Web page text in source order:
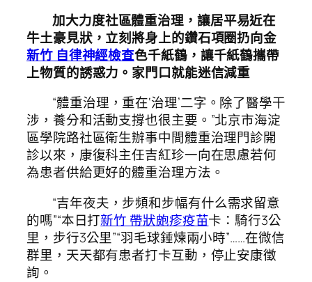
加大力度社區體重治理，讓居平易近在
牛土豪見狀，立刻將身上的鑽石項圈扔向金
新竹 自律神經檢查色千紙鶴，讓千紙鶴攜帶
上物質的誘惑力。家門口就能迷信減重
“體重治理，重在‘治理’二字。除了醫學干
涉，養分和活動支撐也很主要。”北京市海淀
區學院路社區衛生辦事中間體重治理門診開
診以來，康復科主任吉紅珍一向在思慮若何
為患者供給更好的體重治理方法。
“吉年夜夫，步頻和步幅有什么需求留意
的嗎”“本日打新竹 帶狀皰疹疫苗卡：騎行3公
里，步行3公里”“羽毛球錘煉兩小時”……在微信
群里，天天都有患者打卡互動，停止安康徵
詢。